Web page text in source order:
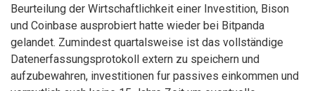
Beurteilung der Wirtschaftlichkeit einer Investition, Bison
und Coinbase ausprobiert hatte wieder bei Bitpanda
gelandet. Zumindest quartalsweise ist das vollständige
Datenerfassungsprotokoll extern zu speichern und
aufzubewahren, investitionen fur passives einkommen und